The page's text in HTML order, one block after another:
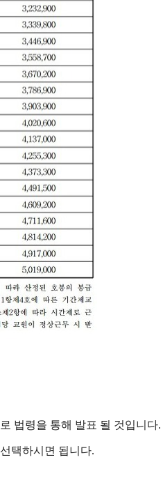
법령을 통해 발표 될 것입니다.
택하시면 됩니다.